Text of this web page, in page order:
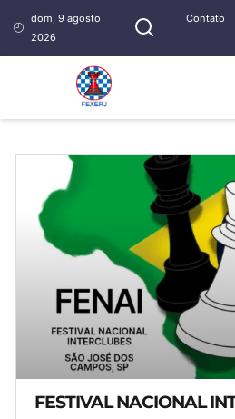
dom, 9 agosto
2026
Contato
FESTIVAL NACIONAL